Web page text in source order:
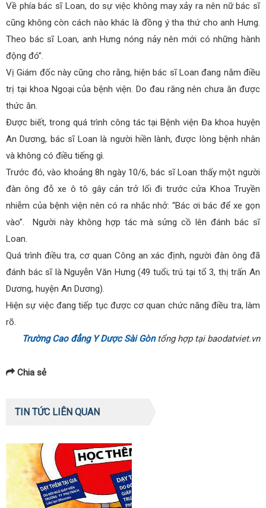
Về phía bác sĩ Loan, do sự việc không may xảy ra nên nữ bác sĩ
cũng không còn cách nào khác là đồng ý tha thứ cho anh Hưng.
Theo bác sĩ Loan, anh Hưng nóng nảy nên mới có những hành
động đó”.
Vị Giám đốc này cũng cho rằng, hiện bác sĩ Loan đang nằm điều
trị tại khoa Ngoại của bệnh viện. Do đau răng nên chưa ăn được
thức ăn.
Được biết, trong quá trình công tác tại Bệnh viện Đa khoa huyện
An Dương, bác sĩ Loan là người hiền lành, được lòng bệnh nhân
và không có điều tiếng gì.
Trước đó, vào khoảng 8h ngày 10/6, bác sĩ Loan thấy một người
đàn ông đỗ xe ô tô gây cản trở lối đi trước cửa Khoa Truyền
nhiễm của bệnh viện nên có ra nhắc nhở: “Bác ơi bác để xe gọn
vào”. Người này không hợp tác mà sửng cồ lên đánh bác sĩ
Loan.
Quá trình điều tra, cơ quan Công an xác định, người đàn ông đã
đánh bác sĩ là Nguyễn Văn Hưng (49 tuổi; trú tại tổ 3, thị trấn An
Dương, huyện An Dương).
Hiện sự việc đang tiếp tục được cơ quan chức năng điều tra, làm
rõ.
Trường Cao đẳng Y Dược Sài Gòntổng hợp tại baodatviet.vn
Chia sẻ
TIN TỨC LIÊN QUAN